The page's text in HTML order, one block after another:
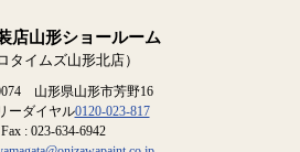
店山形ショールーム
タイムズ山形北店）
山形県山形市芳野16
ーダイヤル0120-023-817
Fax : 023-634-6942